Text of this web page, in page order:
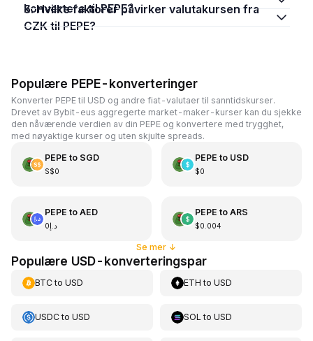
konvertere til PEPE?
5. Hvilke faktorer påvirker valutakursen fra
CZK til PEPE?
Populære PEPE-konverteringer
Konverter PEPE til USD og andre fiat-valutaer til sanntidskurser.
Drevet av Bybit-eus aggregerte market-maker-kurser kan du sjekke
den nåværende verdien av din PEPE og konvertere med trygghet,
med nøyaktige kurser og uten skjulte spreads.
PEPE to SGD
S$0
PEPE to USD
$0
PEPE to AED
د.إ0
PEPE to ARS
$0.004
Se mer ↓
Populære USD-konverteringspar
BTCto USD ETH toUSD
USDCto USD SOL toUSD